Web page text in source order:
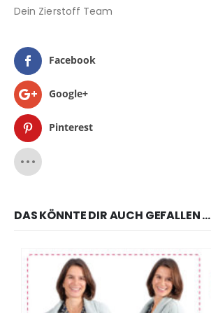
Dein Zierstoff Team
Facebook
Google+
Pinterest
DAS KÖNNTE DIR AUCH GEFALLEN …